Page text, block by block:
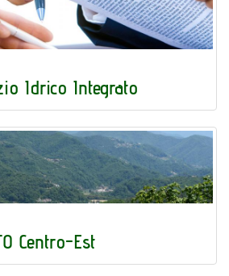
Idrico Integrato
Centro-Est